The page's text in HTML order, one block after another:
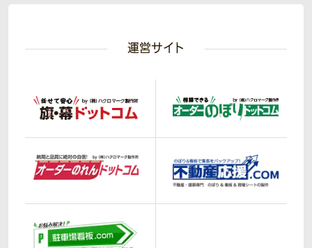
運営サイト